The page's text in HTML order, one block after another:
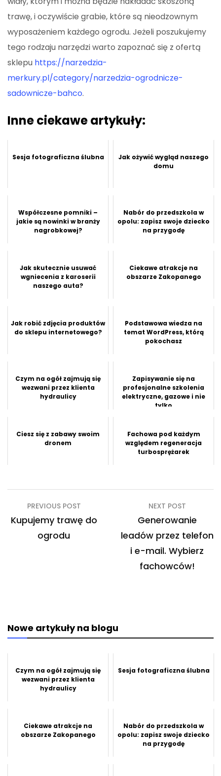
trawę, i oczywiście grabie, które są nieodzownym
wyposażeniem każdego ogrodu. Jeżeli poszukujemy
tego rodzaju narzędzi warto zapoznać się z ofertą
sklepu https://narzedzia-
merkury.pl/category/narzedzia-ogrodnicze-
sadownicze-bahco.
Inne ciekawe artykuły:
Sesja fotograficzna ślubna
Jak ożywić wygląd naszego
domu
Współczesne pomniki –
jakie są nowinki w branży
nagrobkowej?
Nabór do przedszkola w
opolu: zapisz swoje dziecko
na przygodę
Jak skutecznie usuwać
wgniecenia z karoserii
naszego auta?
Ciekawe atrakcje na
obszarze Zakopanego
Jak robić zdjęcia produktów
do sklepu internetowego?
Podstawowa wiedza na
temat WordPress, którą
pokochasz
Czym na ogół zajmują się
wezwani przez klienta
hydraulicy
Zapisywanie się na
profesjonalne szkolenia
elektryczne, gazowe i nie
tylko
Ciesz się z zabawy swoim
dronem
Fachowa pod każdym
względem regeneracja
turbosprężarek
Nawigacja
wpisu
PREVIOUS POST
Kupujemy trawę do
ogrodu
NEXT POST
Generowanie
leadów przez telefon
i e-mail. Wybierz
fachowców!
Nowe artykuły na blogu
Czym na ogół zajmują się
wezwani przez klienta
hydraulicy
Sesja fotograficzna ślubna
Ciekawe atrakcje na
obszarze Zakopanego
Nabór do przedszkola w
opolu: zapisz swoje dziecko
na przygodę